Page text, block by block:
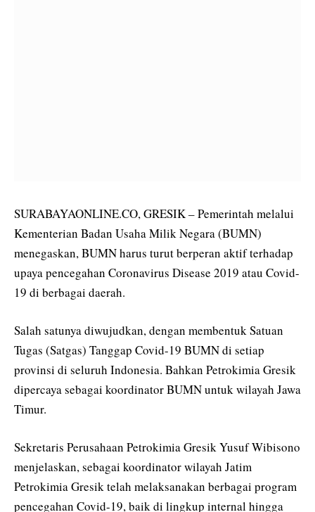
SURABAYAONLINE.CO, GRESIK – Pemerintah melalui
Kementerian Badan Usaha Milik Negara (BUMN)
menegaskan, BUMN harus turut berperan aktif terhadap
upaya pencegahan Coronavirus Disease 2019 atau Covid-
19 di berbagai daerah.
Salah satunya diwujudkan, dengan membentuk Satuan
Tugas (Satgas) Tanggap Covid-19 BUMN di setiap
provinsi di seluruh Indonesia. Bahkan Petrokimia Gresik
dipercaya sebagai koordinator BUMN untuk wilayah Jawa
Timur.
Sekretaris Perusahaan Petrokimia Gresik Yusuf Wibisono
menjelaskan, sebagai koordinator wilayah Jatim
Petrokimia Gresik telah melaksanakan berbagai program
pencegahan Covid-19, baik di lingkup internal hingga